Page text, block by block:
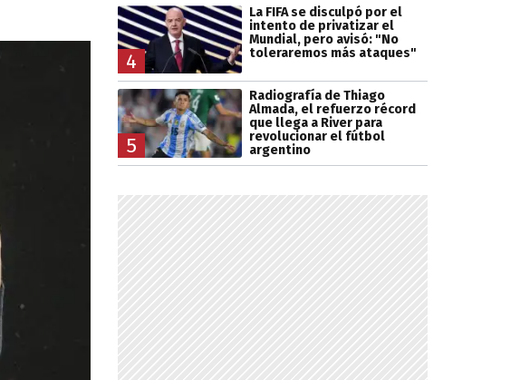
4
La FIFA se disculpó por el
intento de privatizar el
Mundial, pero avisó: "No
toleraremos más ataques"
5
Radiografía de Thiago
Almada, el refuerzo récord
que llega a River para
revolucionar el fútbol
argentino